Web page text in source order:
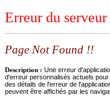
Erreur du
Page Not Found !!
Description : Une erreur
d'erreur personnalisés actuels
des détails de l'erreur de
peuvent être affichés par les